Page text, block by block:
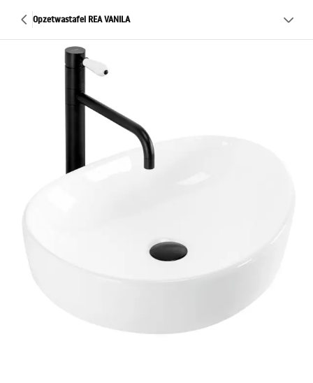
Opzetwastafel REA VANILA